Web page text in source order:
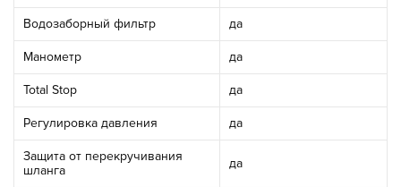
Водозаборный фильтр да
Манометр да
Total Stop да
Регулировка давления да
Защита от перекручивания
шланга
да